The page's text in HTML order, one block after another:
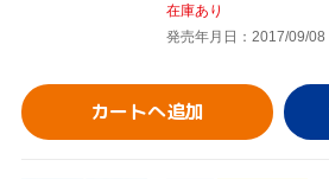
在庫あり
発売年月日：2017/09/08
カートへ追加